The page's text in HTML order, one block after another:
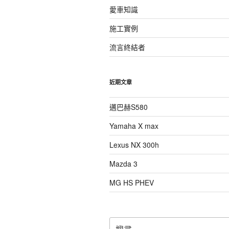
愛車知識
施工實例
流言終結者
近期文章
邁巴赫S580
Yamaha X max
Lexus NX 300h
Mazda 3
MG HS PHEV